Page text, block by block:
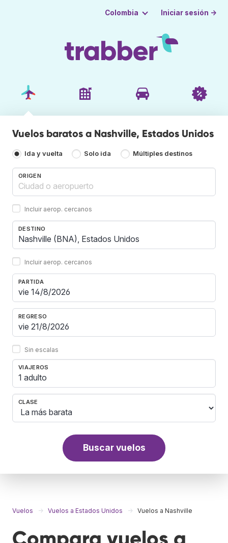
Colombia Iniciar sesión →
Vuelos baratos a Nashville, Estados Unidos
Ida y vuelta Solo ida Múltiples destinos
ORIGEN
Incluir aerop. cercanos
DESTINO
Incluir aerop. cercanos
PARTIDA
REGRESO
Sin escalas
VIAJEROS
1 adulto
CLASE
Buscar vuelos
Vuelos Vuelos a Estados Unidos Vuelos a Nashville